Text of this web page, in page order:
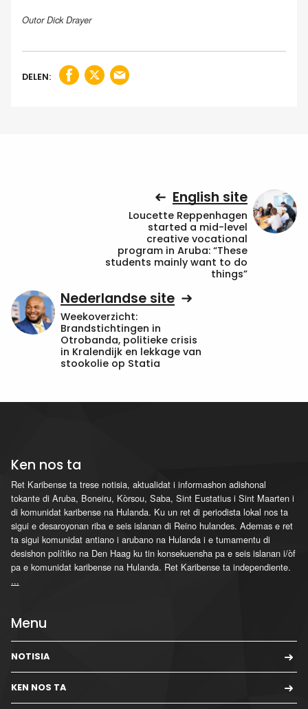
Outor Dick Drayer
DELEN:
English site
Loucette Reppenhagen
started a mid-level
creative vocational
program in Aruba: “These
students mainly want to do
things”
Nederlandse site
Weekoverzicht:
Brandstichtingen in
Otrobanda, politieke crisis
in Kralendijk en lekkage van
stookolie op Statia
Ken nos ta
Ret Karibense ta trese notisia, aktualidat i informashon adishonal
tokante di Aruba, Boneiru, Kòrsou, Saba, Sint Eustatius i Sint Maarten i
di komunidat karibense na Hulanda. Ku un ret di periodista lokal nos ta
sigui e desaroyonan riba e seis islanan di Reino hulandes. Ademas e ret
ta sigui komunidat antiano i arubano na Hulanda i e tumamentu di
desishon polítiko na Den Haag ku tin konsekuensha pa e seis islanan i/òf
pa e komunidat karibense na Hulanda. Ret Karibense ta independiente.
...
Menu
NOTISIA
KEN NOS TA